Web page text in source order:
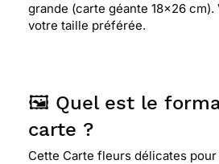
grande (carte géante 18x26
votre taille préférée.
🖼️ Quel est le
carte ?
Cette Carte fleurs délicates